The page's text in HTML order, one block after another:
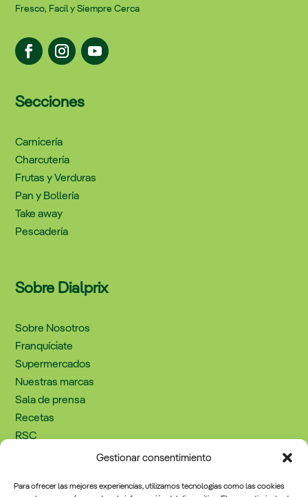
Gestionar consentimiento
Para ofrecer las mejores experiencias, utilizamos tecnologías como las cookies
Fresco, Facil y Siempre Cerca
Secciones
Carnicería
Charcutería
Frutas y Verduras
Pan y Bollería
Take away
Pescadería
Sobre Dialprix
Sobre Nosotros
Franquíciate
Supermercados
Nuestras marcas
Sala de prensa
Recetas
RSC
Trabaja con nosotros